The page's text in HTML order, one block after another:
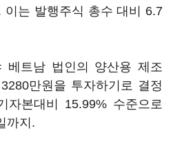
이는 발행주식 총수 대비 6.7
베트남 법인의 양산용 제조
만원을 투자하기로 결정
자본대비 15.99% 수준으로
까지.